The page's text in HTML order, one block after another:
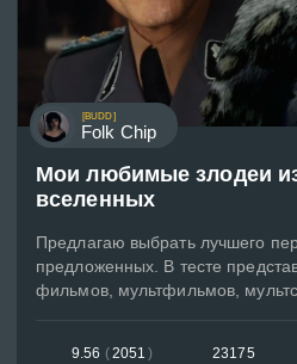
[BUDD]
Folk Chip
Мои любимые злодеи
вселенных
Предлагаю выбрать лучшего
предложенных. В тесте
фильмов, мультфильмов,
9.56 (2051 ) 23175